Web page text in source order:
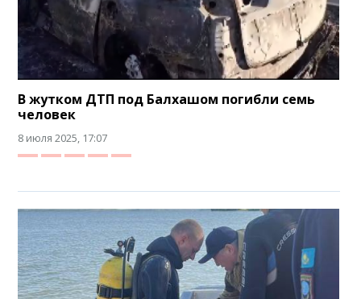
В жутком ДТП под Балхашом погибли семь
человек
8 июля 2025, 17:07